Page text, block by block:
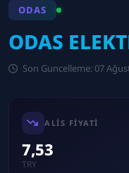
ODAS
ODAS
Son Guncelleme: 07
ALIS FIYATI
7,53
TRY